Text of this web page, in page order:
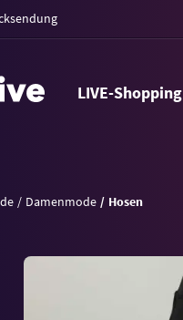
LIVE-Shopping
Damenmode Hosen